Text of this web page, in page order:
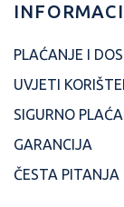
PLAĆANJE I
UVJETI
SIGURNO
GARANCIJA
ČESTA PITANJA